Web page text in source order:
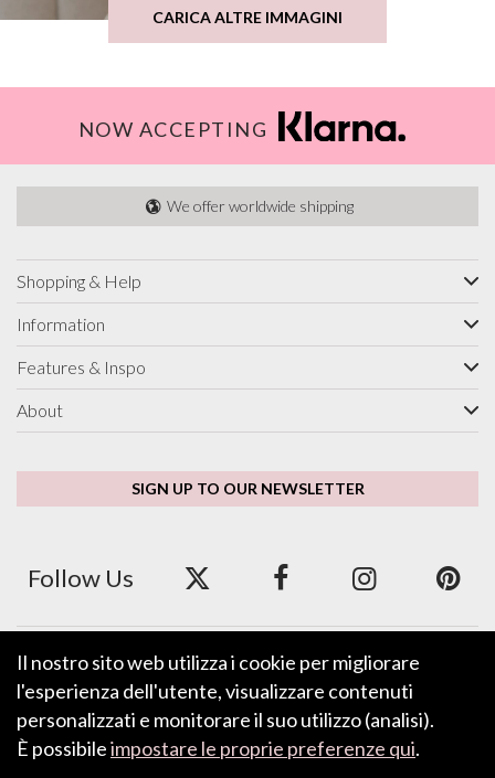
CARICA ALTRE IMMAGINI
NOW ACCEPTING
We offer worldwide shipping
Shopping & Help
Information
Features & Inspo
About
SIGN UP TO OUR NEWSLETTER
Follow Us
We accept ApplePay, GooglePay, PayPal and Credit/Debit Card.
Il nostro sito web utilizza i cookie per migliorare
l'esperienza dell'utente, visualizzare contenuti
personalizzati e monitorare il suo utilizzo (analisi).
È possibileimpostare le proprie preferenze qui.